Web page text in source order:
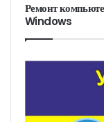
Ремонт
Windows